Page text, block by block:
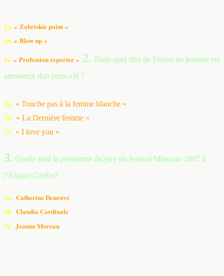
1a.« Zabriskie point »
1b.« Blow up »
1c.« Profession reporter » 2. Dans quel film de Ferreri un homme est
amoureux dun porte-clé ?
2a. « Touche pas à la femme blanche »
2b. « La Dernière femme »
2c. « I love you »
3. Quelle était la présidente du jury du festival Miracolo 2007 à
l’Espace Cardin?
3a. Catherine Deneuve
3b. Claudia Cardinale
3c. Jeanne Moreau